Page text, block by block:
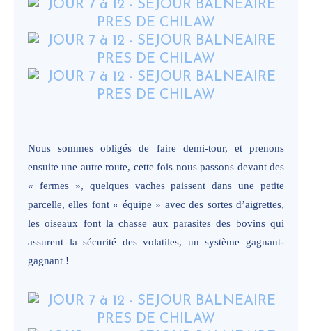
Nous sommes obligés de faire demi-tour, et prenons
ensuite une autre route, cette fois nous passons devant des
« fermes », quelques vaches paissent dans une petite
parcelle, elles font « équipe » avec des sortes d’aigrettes,
les oiseaux font la chasse aux parasites des bovins qui
assurent la sécurité des volatiles, un système gagnant-
gagnant !